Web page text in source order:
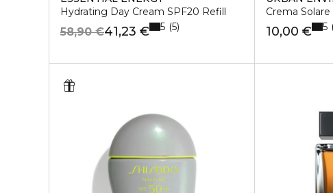
Hydrating Day Cream SPF20 Refill
41,23 €
58,90 € 5 5
Crema
10,00 € 5